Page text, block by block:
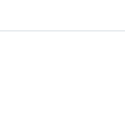
content